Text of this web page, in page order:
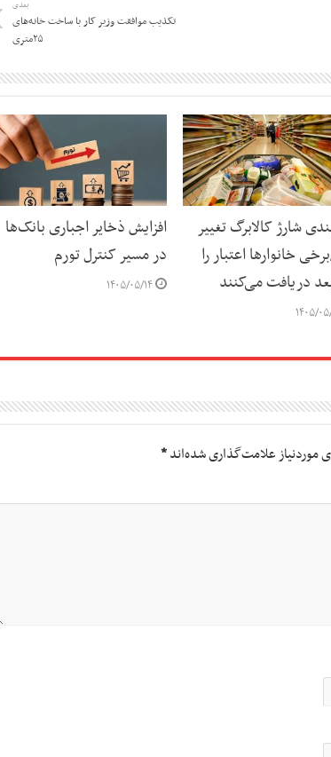
بعدی
تکذیب موافقت وزیر کار با ساخت خانه‌های
۲۵متری
شارژ کالابرگ تغییر
خانوارها اعتبار را
دریافت می‌کنند
۰۵/۱۴
افزایش ذخایر اجباری بانک‌ها
در مسیر کنترل تورم
۱۴۰۵/۰۵/۱۴
موردنیاز علامت‌گذاری شده‌اند*